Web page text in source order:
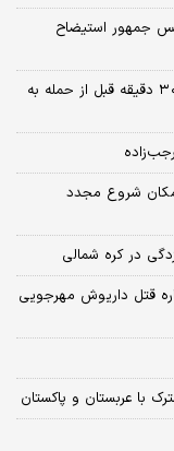
جمهور استیضاح
زئیس سازمان هواپیمایی: گزارش ورود هواگردها ٣٠ دقیقه قبل از حمله به
شروع مجدد
در کره شمالی
قتل داریوش مهرجویی
با عربستان و پاکستان